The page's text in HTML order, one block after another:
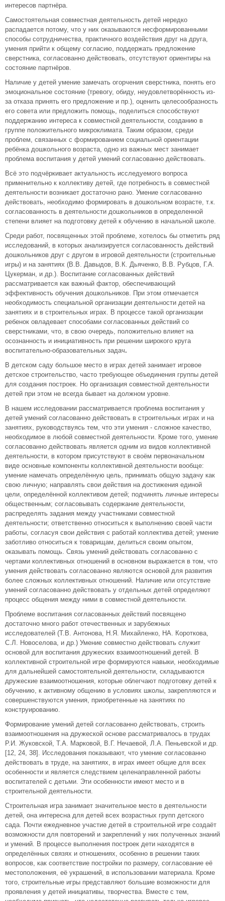
интересов партнёра.
Самостоятельная совместная деятельность детей нередко
распадается потому, что у них оказываются несформированными
способы сотрудничества, практичного воздействия друг на друга,
умения прийти к общему согласию, поддержать предложение
сверстника, согласованно действовать, отсутствуют ориентиры на
состояние партнёров.
Наличие у детей умение замечать огорчения сверстника, понять его
эмоциональное состояние (тревогу, обиду, неудовлетворённость из-
за отказа принять его предложение и пр.), оценить целесообразность
его совета или предложить помощь, поделиться способствуют
поддержанию интереса к совместной деятельности, созданию в
группе положительного микроклимата. Таким образом, среди
проблем, связанных с формированием социальной ориентации
ребёнка дошкольного возраста, одно из важных мест занимает
проблема воспитания у детей умений согласованно действовать.
Всё это подчёркивает актуальность исследуемого вопроса
применительно к коллективу детей, где потребность в совместной
деятельности возникает достаточно рано. Умение согласованно
действовать, необходимо формировать в дошкольном возрасте, т.к.
согласованность в деятельности дошкольников в определенной
степени влияет на подготовку детей к обучению в начальной школе.
Среди работ, посвященных этой проблеме, хотелось бы отметить ряд
исследований, в которых анализируется согласованность действий
дошкольников друг с другом в игровой деятельности (строительные
игры) и на занятиях (В.В. Давыдов, В.К. Дьяченко, В.В. Рубцов, Г.А.
Цукерман, и др.). Воспитание согласованных действий
рассматривается как важный фактор, обеспечивающий
эффективность обучения дошкольников. При этом отмечается
необходимость специальной организации деятельности детей на
занятиях и в строительных играх. В процессе такой организации
ребенок овладевает способами согласованных действий со
сверстниками, что, в свою очередь, положительно влияет на
осознанность и инициативность при решении широкого круга
воспитательно-образовательных задач.
В детском саду большое место в играх детей занимает игровое
детское строительство, часто требующее объединения группы детей
для создания построек. Но организация совместной деятельности
детей при этом не всегда бывает на должном уровне.
В нашем исследовании рассматривается проблема воспитания у
детей умений согласованно действовать в строительных играх и на
занятиях, руководствуясь тем, что эти умения - сложное качество,
необходимое в любой совместной деятельности. Кроме того, умение
согласованно действовать является одним из видов коллективной
деятельности, в котором присутствуют в своём первоначальном
виде основные компоненты коллективной деятельности вообще:
умение намечать определённую цель, принимать общую задачу как
свою личную; направлять свои действия на достижения единой
цели, определённой коллективом детей; подчинять личные интересы
общественным; согласовывать содержание деятельности,
распределять задания между участниками совместной
деятельности; ответственно относиться к выполнению своей части
работы, согласуя свои действия с работай коллектива детей; умение
заботливо относиться к товарищам, делиться своим опытом,
оказывать помощь. Связь умений действовать согласованно с
чертами коллективных отношений в основном выражается в том, что
умения действовать согласованно являются основой для развития
более сложных коллективных отношений. Наличие или отсутствие
умений согласованно действовать у отдельных детей определяют
процесс общения между ними в совместной деятельности.
Проблеме воспитания согласованных действий посвящено
достаточно много работ отечественных и зарубежных
исследователей (Т.В. Антонова, Н.Я. Михайленко, НА. Короткова,
С.Л. Новоселова, и др.) Умение совместно действовать служит
основой для воспитания дружеских взаимоотношений детей. В
коллективной строительной игре формируются навыки, необходимые
для дальнейшей самостоятельной деятельности, складываются
дружеские взаимоотношения, которые облегчают подготовку детей к
обучению, к активному общению в условиях школы, закрепляются и
совершенствуются умения, приобретенные на занятиях по
конструированию.
Формирование умений детей согласованно действовать, строить
взаимоотношения на дружеской основе рассматривалось в трудах
Р.И. Жуковской, Т.А. Марковой, В.Г. Нечаевой, Л.А. Пеньевской и др.
[12, 24, 38]. Исследования показывают, что умение согласованно
действовать в труде, на занятиях, в играх имеет общие для всех
особенности и является следствием целенаправленной работы
воспитателей с детьми. Эти особенности имеют место и в
строительной деятельности.
Строительная игра занимает значительное место в деятельности
детей, она интересна для детей всех возрастных групп детского
сада. Почти ежедневное участие детей в строительной игре создаёт
возможности для повторений и закреплений у них полученных знаний
и умений. В процессе выполнения построек дети находятся в
определённых связях и отношениях, особенно в решении таких
вопросов, как соответствие постройки по размеру, согласование её
местоположения, её украшений, в использовании материала. Кроме
того, строительные игры представляют большие возможности для
проявления у детей инициативы, творчества. Вместе с тем,